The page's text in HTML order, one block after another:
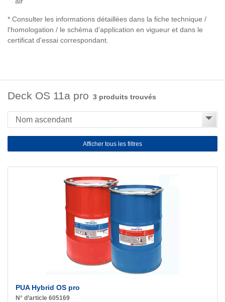
* Consulter les informations détaillées dans la fiche technique /
l'homologation / le schéma d'application en vigueur et dans le
certificat d'essai correspondant.
Deck OS 11a pro 3 produits trouvés
Afficher tous les filtres
PUA Hybrid OS pro
N° d’article 605169